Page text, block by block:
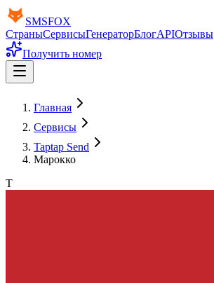
SMSFOX
СтраныСервисыГенераторБлогAPIОтзывы
Получить номер
Главная
Сервисы
Taptap Send
Марокко
T